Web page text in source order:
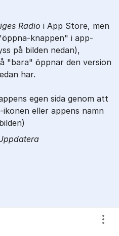
Radio i App Store, men
knappen" i app-
på bilden nedan),
"bara" öppnar den version
har.
egen sida genom att
eller appens namn